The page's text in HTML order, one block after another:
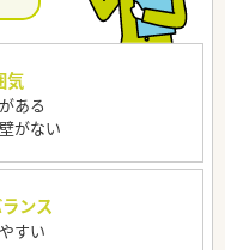
気
ある
がない
ンス
すい